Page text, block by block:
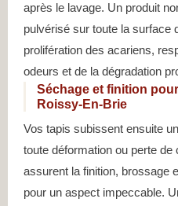
après le lavage. Un produit
pulvérisé sur toute la surface
prolifération des acariens,
odeurs et de la dégradation
Séchage et finition
Roissy-En-Brie
Vos tapis subissent ensuite
toute déformation ou perte
assurent la finition, brossage
pour un aspect impeccable.